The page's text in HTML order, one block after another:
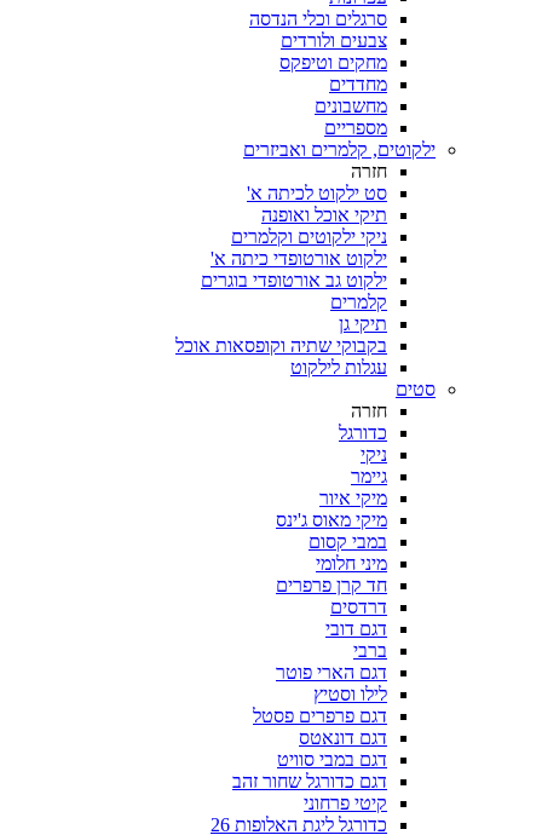
סרגלים וכלי הנדסה
צבעים ולורדים
מחקים וטיפקס
מחדדים
מחשבונים
מספריים
ילקוטים, קלמרים ואביזרים
חזרה
סט ילקוט לכיתה א'
תיקי אוכל ואופנה
ניקי ילקוטים וקלמרים
ילקוט אורטופדי כיתה א'
ילקוט גב אורטופדי בוגרים
קלמרים
תיקי גן
בקבוקי שתיה וקופסאות אוכל
עגלות לילקוט
סטים
חזרה
כדורגל
ניקי
גיימר
מיקי איור
מיקי מאוס ג'ינס
במבי קסום
מיני חלומי
חד קרן פרפרים
דרדסים
דגם דובי
ברבי
דגם הארי פוטר
לילו וסטיץ
דגם פרפרים פסטל
דגם דונאטס
דגם במבי סוויט
דגם כדורגל שחור זהב
קיטי פרחוני
כדורגל ליגת האלופות 26